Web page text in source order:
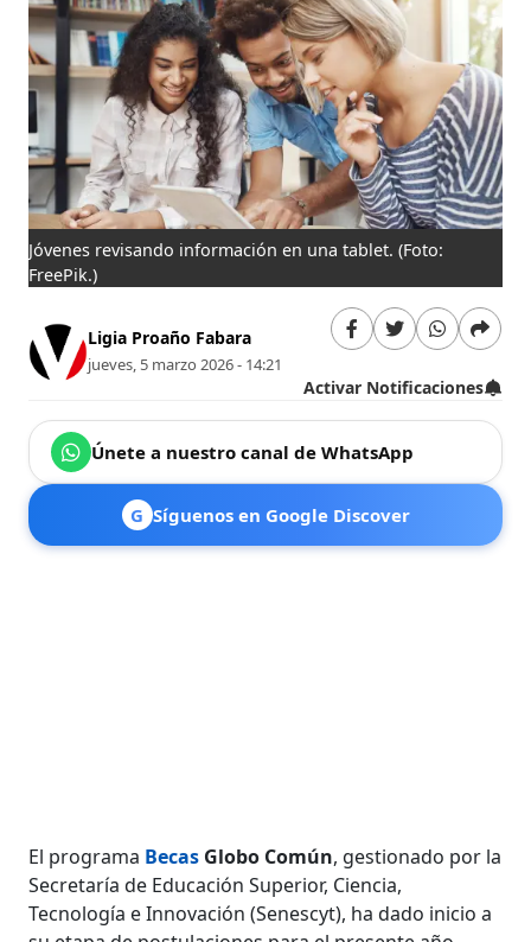
Jóvenes revisando información en una tablet. (Foto:
FreePik.)
Ligia Proaño Fabara
jueves, 5 marzo 2026 - 14:21
Activar Notificaciones
Únete a nuestro canal de WhatsApp
G Síguenos en Google Discover
El programa Becas Globo Común, gestionado por la
Secretaría de Educación Superior, Ciencia,
Tecnología e Innovación (Senescyt), ha dado inicio a